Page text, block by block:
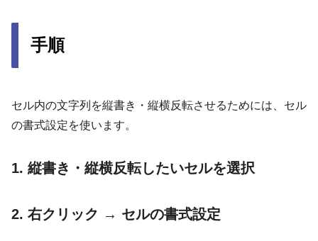
手順
セル内の文字列を縦書き・縦横反転させるためには、セル
の書式設定を使います。
1. 縦書き・縦横反転したいセルを選択
2. 右クリック → セルの書式設定